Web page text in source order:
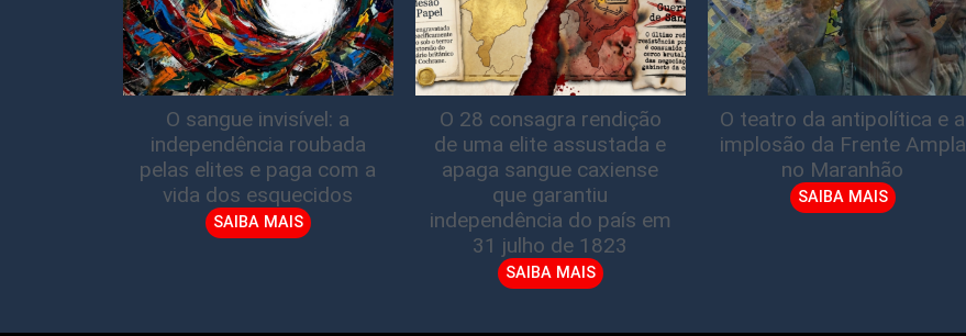
O sangue invisível: a
independência roubada
pelas elites e paga com a
vida dos esquecidos
SAIBA MAIS
O 28 consagra rendição
de uma elite assustada e
apaga sangue caxiense
que garantiu
independência do país em
31 julho de 1823
SAIBA MAIS
O teatro da antipolítica e a
implosão da Frente Ampla
no Maranhão
SAIBA MAIS